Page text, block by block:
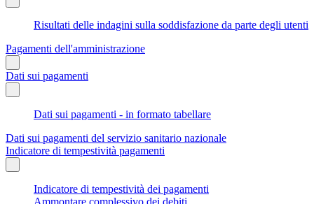
Risultati delle indagini sulla soddisfazione da parte degli utenti
Pagamenti dell'amministrazione
Dati sui pagamenti
Dati sui pagamenti - in formato tabellare
Dati sui pagamenti del servizio sanitario nazionale
Indicatore di tempestività pagamenti
Indicatore di tempestività dei pagamenti
Ammontare complessivo dei debiti